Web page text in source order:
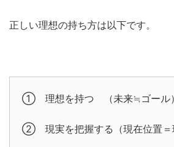
正しい理想の持ち方は以下です。
① 理想を持つ （未来≒ゴール）
② 現実を把握する（現在位置＝